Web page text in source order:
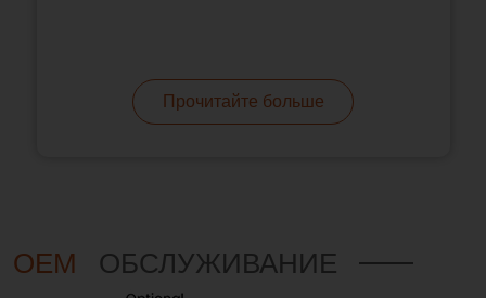
Прочитайте больше
OEM ОБСЛУЖИВАНИЕ